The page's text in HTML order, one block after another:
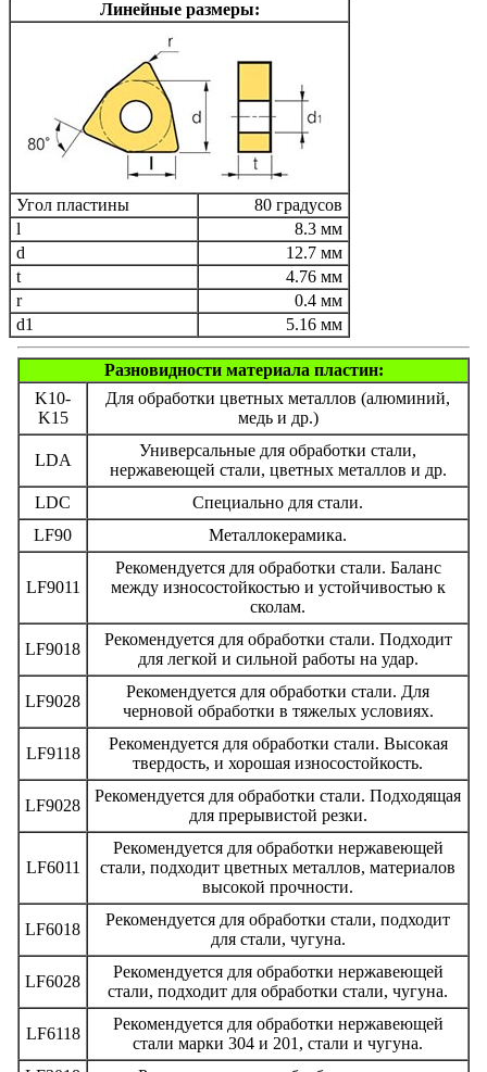
Линейные размеры:
Угол пластины
80 градусов
l
8.3 мм
d
12.7 мм
t
4.76 мм
r
0.4 мм
d1
5.16 мм